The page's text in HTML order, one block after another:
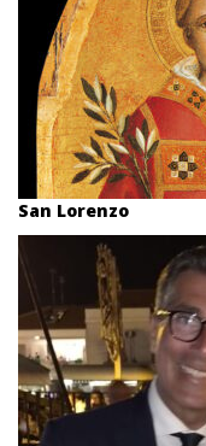
San Lorenzo